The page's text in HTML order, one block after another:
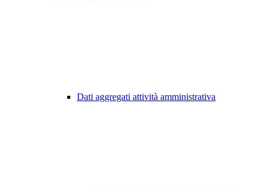
Dati aggregati attività amministrativa